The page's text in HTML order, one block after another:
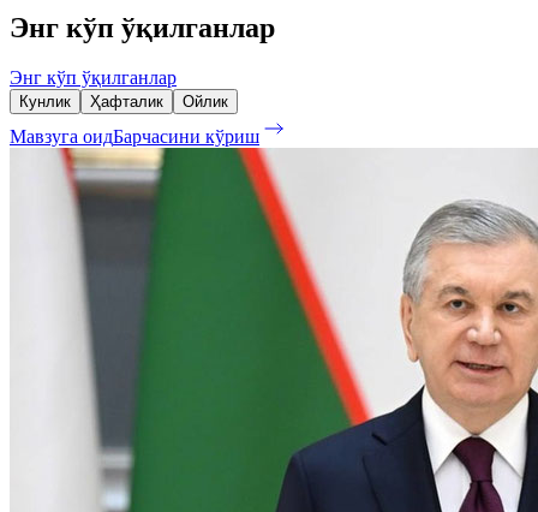
Энг кўп ўқилганлар
Энг кўп ўқилганлар
Кунлик Ҳафталик Ойлик
Мавзуга оидБарчасини кўриш